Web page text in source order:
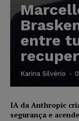
entre
Karina Silvério -
IA da Anthropic
segurança e